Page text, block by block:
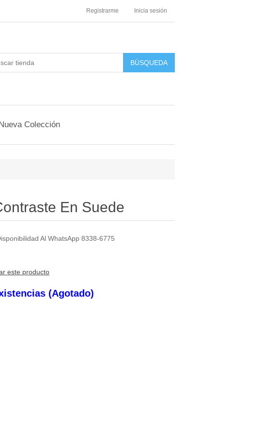
Registrarme Inicia sesión
Colección
En Suede
Al WhatsApp 8338-6775
este producto
(Agotado)